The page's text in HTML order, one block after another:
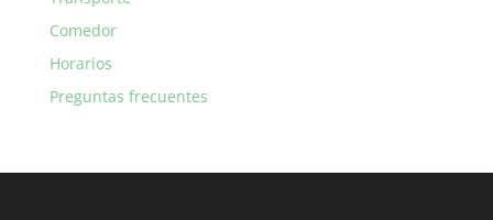
Comedor
Horarios
Preguntas frecuentes